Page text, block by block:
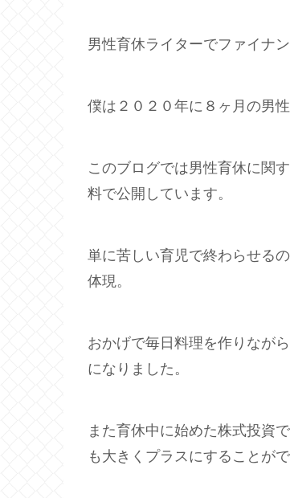
男性育休ライターでファイナ
僕は２０２０年に８ヶ月の男
このブログでは男性育休に関
料で公開しています。
単に苦しい育児で終わらせる
体現。
おかげで毎日料理を作りなが
になりました。
また育休中に始めた株式投資
も大きくプラスにすることがで